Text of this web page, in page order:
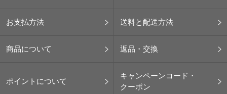
お支払方法 送料と配送方法
商品について 返品・交換
ポイントについて
キャンペーンコード・
クーポン